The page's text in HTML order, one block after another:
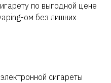
по выгодной цене
ом без лишних
сигареты